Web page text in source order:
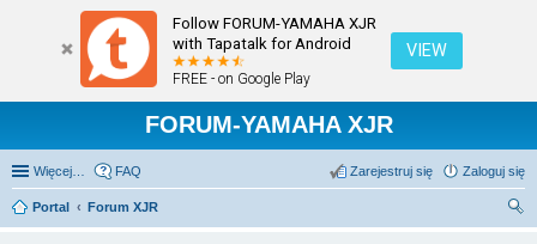
Follow FORUM-YAMAHA XJR
with Tapatalk for Android
FREE - on Google Play
VIEW
FORUM-YAMAHA XJR
Więcej… FAQ Zaloguj się
Zarejestruj się
Portal
Forum XJR